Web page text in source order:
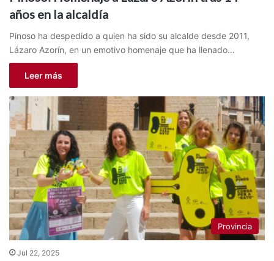
años en la alcaldía
Pinoso ha despedido a quien ha sido su alcalde desde 2011,
Lázaro Azorín, en un emotivo homenaje que ha llenado…
Leer más
Provincia
Jul 22, 2025